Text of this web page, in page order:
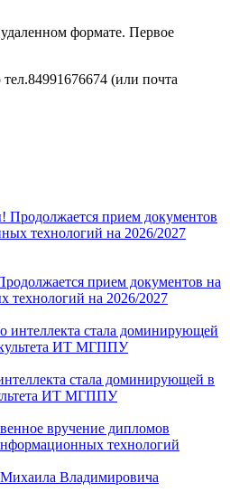
формате. Первое
(или почта
прием документов на
технологий на 2026/2027
стала доминирующей в
ИТ МГППУ
вручение дипломов
технологий